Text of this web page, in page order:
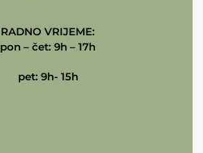
RADNO VRIJEME:
pon – čet: 9h – 17h
pet: 9h- 15h